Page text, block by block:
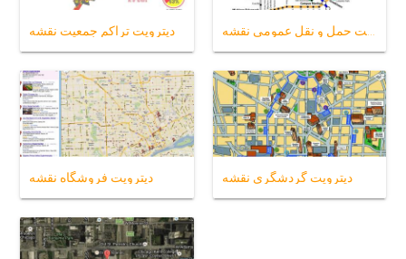
دیترویت تراکم جمعیت نقشه دیترویت حمل و نقل عمومی نقشه
دیترویت فروشگاه نقشه دیترویت گردشگری نقشه